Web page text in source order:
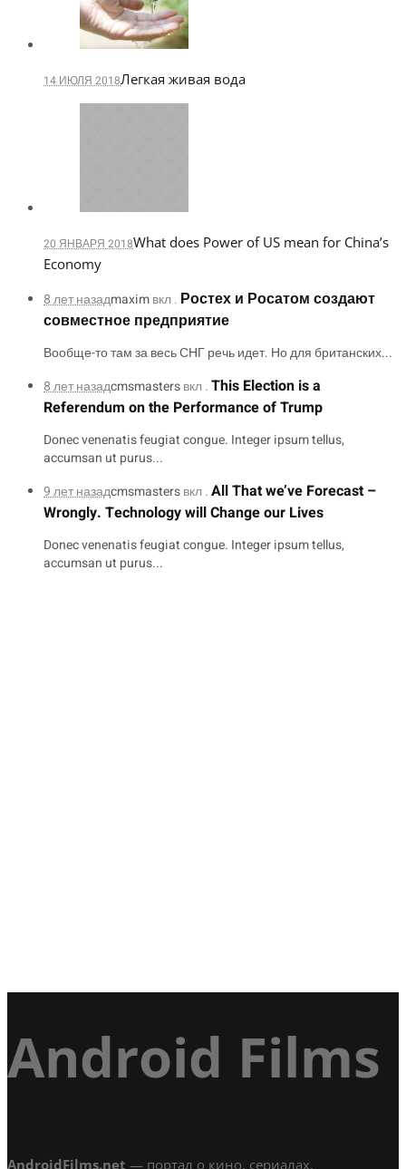
14 ИЮЛЯ 2018Легкая живая вода
20 ЯНВАРЯ 2018What does Power of US mean for China’s
Economy
8 лет назадmaximвкл . Ростех и Росатом создают
совместное предприятие
Вообще-то там за весь СНГ речь идет. Но для британских...
8 лет назадcmsmastersвкл .This Election is a
Referendum on the Performance of Trump
Donec venenatis feugiat congue. Integer ipsum tellus,
accumsan ut purus...
9 лет назадcmsmastersвкл .All That we’ve Forecast –
Wrongly. Technology will Change our Lives
Donec venenatis feugiat congue. Integer ipsum tellus,
accumsan ut purus...
Android Films
AndroidFilms.net — портал о кино, сериалах,